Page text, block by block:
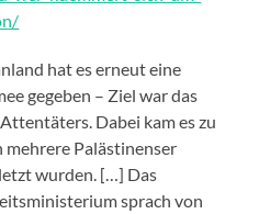
hat es erneut eine
gegeben – Ziel war das
Dabei kam es zu
mehrere Palästinenser
wurden. […] Das
sprach von